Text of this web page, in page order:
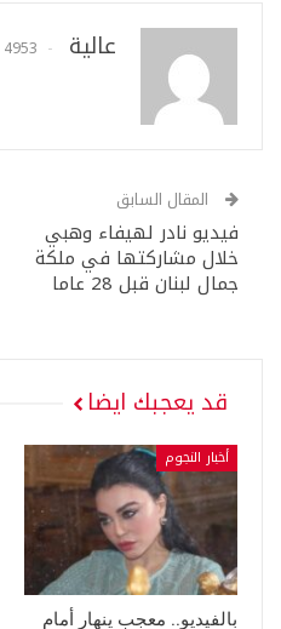
عالية 4953 Posts
المقال السابق
فيديو نادر لهيفاء وهبي
خلال مشاركتها في ملكة
جمال لبنان قبل 28 عاما
قد يعجبك ايضا
أخبار النجوم
بالفيديو.. معجب ينهار أمام